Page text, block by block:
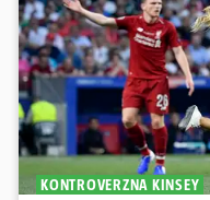
KONTROVERZNA KINSEY